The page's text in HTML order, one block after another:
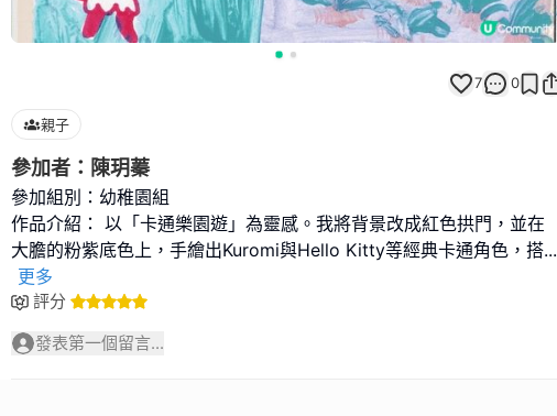
7 0
親子
參加者：陳玥蓁
參加組別：幼稚園組
作品介紹： 以「卡通樂園遊」為靈感。我將背景改成紅色拱門，並在
大膽的粉紫底色上，手繪出Kuromi與Hello Kitty等經典卡通角色，搭...
更多
評分
發表第一個留言...